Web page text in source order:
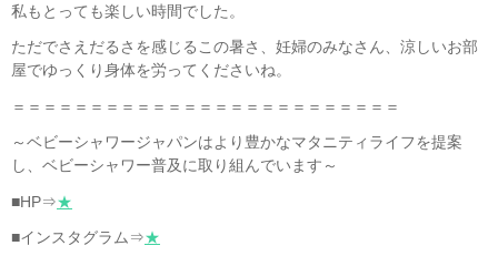
私もとっても楽しい時間でした。
ただでさえだるさを感じるこの暑さ、妊婦のみなさん、涼しいお部
屋でゆっくり身体を労ってくださいね。
＝＝＝＝＝＝＝＝＝＝＝＝＝＝＝＝＝＝＝＝＝＝＝＝＝
～ベビーシャワージャパンはより豊かなマタニティライフを提案
し、ベビーシャワー普及に取り組んでいます～
■HP⇒★
■インスタグラム⇒★